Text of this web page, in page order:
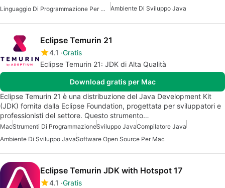
Linguaggio Di Programmazione Per Windows
Ambiente Di Sviluppo Java
Eclipse Temurin 21
4.1 Gratis
Eclipse Temurin 21: JDK di Alta Qualità
Download gratis per Mac
Eclipse Temurin 21 è una distribuzione del Java Development Kit
(JDK) fornita dalla Eclipse Foundation, progettata per sviluppatori e
professionisti del settore. Questo strumento…
MacStrumenti Di ProgrammazioneSviluppo JavaCompilatore Java
Ambiente Di Sviluppo JavaSoftware Open Source Per Mac
Eclipse Temurin JDK with Hotspot 17
4.1 Gratis